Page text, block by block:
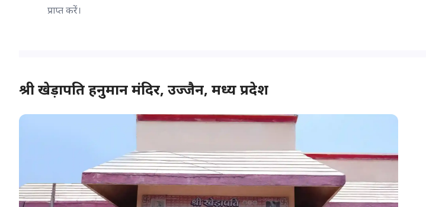
प्राप्त करें।
श्री खेड़ापति हनुमान मंदिर, उज्जैन, मध्य प्रदेश